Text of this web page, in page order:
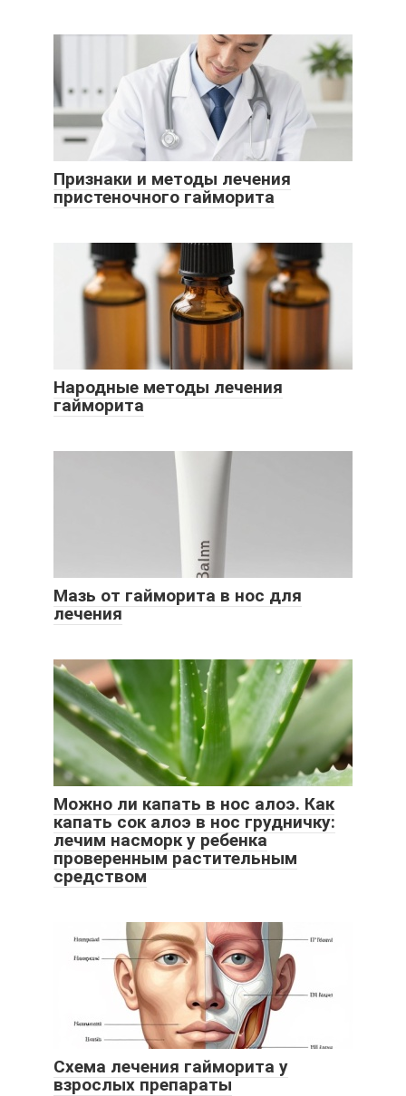
Признаки и методы лечения
пристеночного гайморита
Народные методы лечения
гайморита
Мазь от гайморита в нос для
лечения
Можно ли капать в нос алоэ. Как
капать сок алоэ в нос грудничку:
лечим насморк у ребенка
проверенным растительным
средством
Схема лечения гайморита у
взрослых препараты